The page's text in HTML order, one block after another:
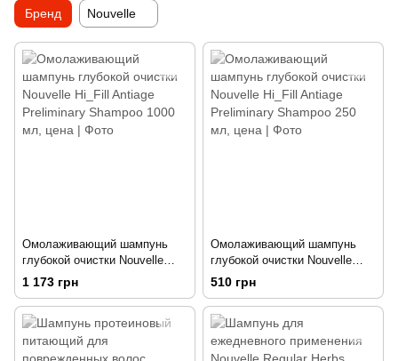
Бренд Nouvelle
Омолаживающий шампунь
глубокой очистки Nouvelle
Hi_Fill Antiage Preliminary
Shampoo 1000 мл
1 173 грн
Омолаживающий шампунь
глубокой очистки Nouvelle
Hi_Fill Antiage Preliminary
Shampoo 250 мл
510 грн